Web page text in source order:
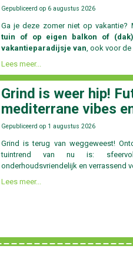
Gepubliceerd op 6 augustus 2026
Ga je deze zomer niet op vakantie?
tuin of op eigen balkon of
vakantieparadijsje van, ook voor
Lees meer...
Grind is weer hip!
mediterrane vibes
Gepubliceerd op 1 augustus 2026
Grind is terug van weggeweest!
tuintrend van nu is: sfeervol,
onderhoudsvriendelijk en verrassend
Lees meer...